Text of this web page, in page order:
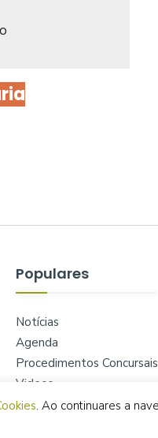
Populares
Notícias
Agenda
Procedimentos Concursais
Videos
Regulamentos
. Ao continuares a